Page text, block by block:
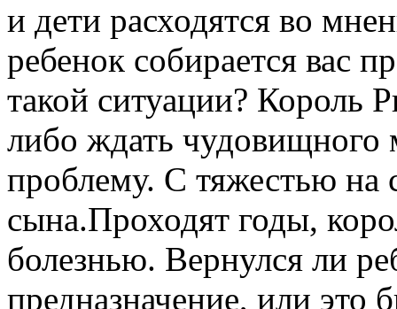
и дети расходятся во
ребенок собирается вас
такой ситуации? Король
либо ждать чудовищного
проблему. С тяжестью на
сына.Проходят годы,
болезнью. Вернулся ли
предназначение, или это